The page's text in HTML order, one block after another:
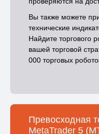
Вы также можете
технические
Найдите торгового
вашей торговой
000 торговых
Превосходная
MetaTrader 5